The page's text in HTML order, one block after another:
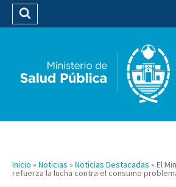
Biblioteca
Buscar
Inicio » Noticias » Noticias Destacadas » El
refuerza la lucha contra el consumo